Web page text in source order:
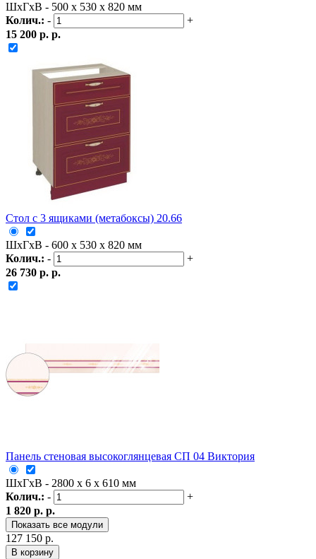
ШxГxВ - 500 x 530 x 820 мм
Колич.: -
+
15 200 р. р.
Стол с 3 ящиками (метабоксы) 20.66
ШxГxВ - 600 x 530 x 820 мм
Колич.: -
+
26 730 р. р.
Панель стеновая высокоглянцевая СП 04 Виктория
ШxГxВ - 2800 x 6 x 610 мм
Колич.: -
+
1 820 р. р.
Показать все модули
127 150 р.
В корзину